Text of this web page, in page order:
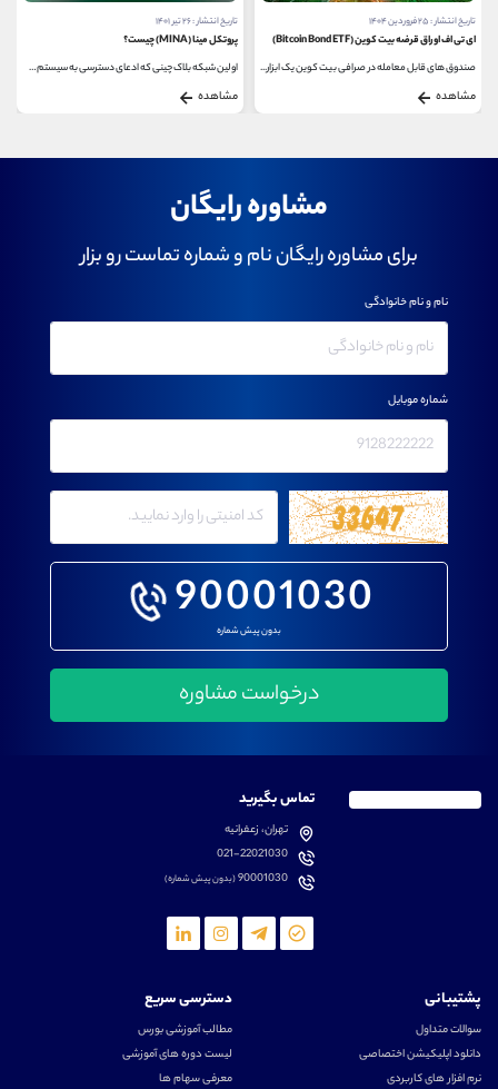
تاریخ انتشار : ۲۵ فروردین ۱۴۰۴
ای تی اف اوراق قرضه بیت کوین (Bitcoin Bond ETF)
صندوق های قابل معامله در صرافی بیت کوین یک ابزار...
مشاهده
تاریخ انتشار : ۲۶ تیر ۱۴۰۱
پروتکل مینا (MINA) چیست؟
اولین شبکه بلاک چینی که ادعای دسترسی به سیستم‌های...
مشاهده
مشاوره رایگان
برای مشاوره رایگان نام و شماره تماست رو بزار
90001030
بدون پیش شماره
نام و نام خانوادگی
شماره موبایل
تماس بگیرید
تهران، زعفرانیه
021-22021030
90001030(بدون پیش شماره)
پشتیبانی
سوالات متداول
دانلود اپلیکیشن اختصاصی
نرم افزار های کاربردی
دسترسی سریع
مطالب آموزشی بورس
لیست دوره های آموزشی
معرفی سهام ها